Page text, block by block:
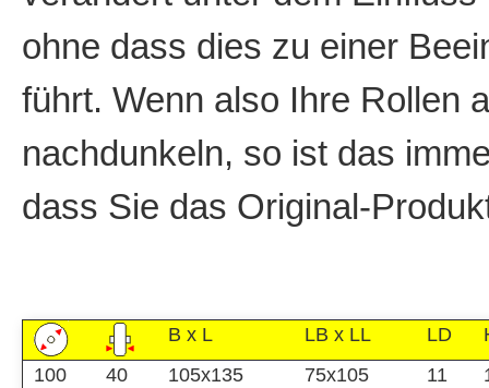
ohne dass dies zu einer
führt. Wenn also Ihre Rollen
nachdunkeln, so ist das
dass Sie das Original-
B x L LB x LL LD
100
40 105x135 75x105 11